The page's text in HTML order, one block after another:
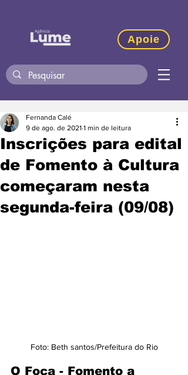
Apoie
Inscrições para edital
de Fomento à Cultura
começaram nesta
segunda-feira (09/08)
Fernanda Calé
9 de ago. de 2021 1 min de leitura
Foto: Beth santos/Prefeitura do Rio
O Foca - Fomento a